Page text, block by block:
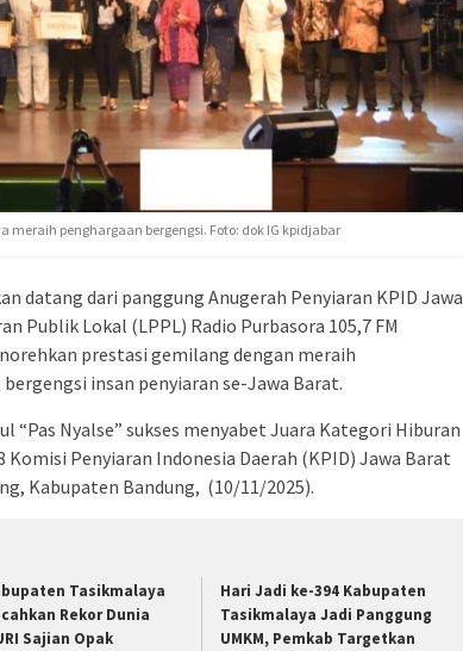
meraih penghargaan bergengsi. Foto: dok IG kpidjabar
datang dari panggung Anugerah Penyiaran KPID Jawa
Publik Lokal (LPPL) Radio Purbasora 105,7 FM
prestasi gemilang dengan meraih
insan penyiaran se-Jawa Barat.
“Pas Nyalse” sukses menyabet Juara Kategori Hiburan
Komisi Penyiaran Indonesia Daerah (KPID) Jawa Barat
Kabupaten Bandung, (10/11/2025).
Tasikmalaya
Rekor Dunia
Sajian Opak
Hari Jadi ke-394 Kabupaten
Tasikmalaya Jadi Panggung
UMKM, Pemkab Targetkan